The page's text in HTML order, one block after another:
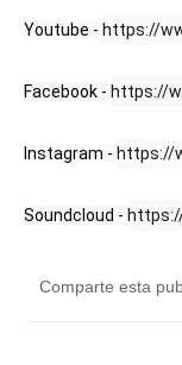
Youtube - https://
Facebook - https://
Instagram - https://
Soundcloud -
Comparte esta